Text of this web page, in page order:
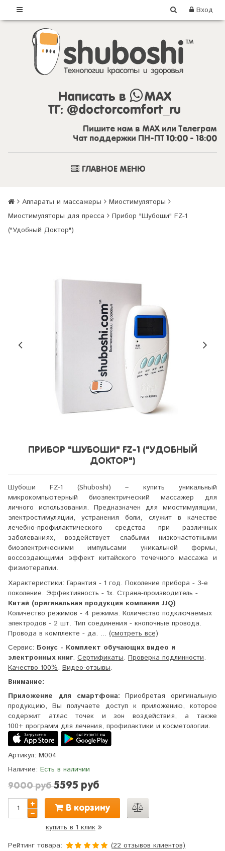
Вход
Написать в
MAX
ТГ: @doctorcomfort_ru
Пишите нам в MAX или Телеграм
Чат поддержки ПН-ПТ 10:00 - 18:00
ГЛАВНОЕ МЕНЮ
Аппараты и массажеры
Миостимуляторы
Миостимуляторы для пресса
Прибор "Шубоши" FZ-1
("Удобный Доктор")
ПРИБОР "ШУБОШИ" FZ-1 ("УДОБНЫЙ
ДОКТОР")
Шубоши FZ-1 (Shuboshi) – купить уникальный
микрокомпьютерный биоэлектрический массажер для
личного использования. Предназначен для миостимуляции,
электростимуляции, устранения боли, служит в качестве
лечебно-профилактического средства при различных
заболеваниях, воздействует слабыми низкочастотными
биоэлектрическими импульсами уникальной формы,
воссоздающими эффект китайского точечного массажа и
физиотерапии.
Характеристики: Гарантия - 1 год. Поколение прибора - 3-е
поколение. Эффективность - 1x. Страна-производитель -
Китай (оригинальная продукция компании JJQ).
Количество режимов - 4 режима. Количество подключаемых
электродов - 2 шт. Тип соединения - кнопочные провода.
Провода в комплекте - да. ... (смотреть все)
Сервис: Бонус - Комплект обучающих видео и
электронных книг. Сертификаты. Проверка подлинности.
Качество 100%. Видео-отзывы.
Внимание:
Приложение для смартфона: Приобретая оригинальную
продукцию, Вы получаете доступ к приложению, которое
содержит атлас точек и зон воздействия, а также
100+ программ для лечения, профилактики и косметологии.
Артикул: M004
Наличие: Есть в наличии
9000 руб5595 руб
В корзину
купить в 1 клик
Рейтинг товара:
(22 отзывов клиентов)